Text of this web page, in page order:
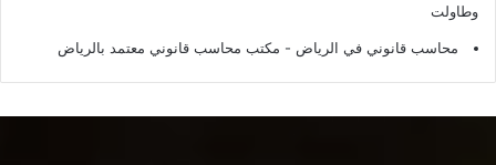
وطاولت
محاسب قانوني في الرياض - مكتب محاسب قانوني معتمد بالرياض